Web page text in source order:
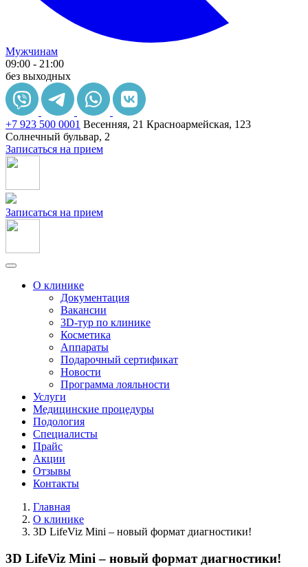
Мужчинам
09:00 - 21:00
без выходных
+7 923 500 0001 Весенняя, 21 Красноармейская, 123
Солнечный бульвар, 2
Записаться на прием
Записаться на прием
О клинике
Документация
Вакансии
3D-тур по клинике
Косметика
Аппараты
Подарочный сертификат
Новости
Программа лояльности
Услуги
Медицинские процедуры
Подология
Специалисты
Прайс
Акции
Отзывы
Контакты
Главная
О клинике
3D LifeViz Mini – новый формат диагностики!
3D LifeViz Mini – новый формат диагностики!